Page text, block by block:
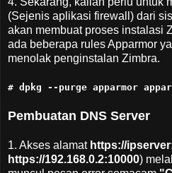
(Sejenis aplikasi firewall) dari
akan membuat proses instalasi
ada beberapa rules Apparmor
menolak penginstalan Zimbra.
# dpkg --purge apparmor
Pembuatan DNS Server
1. Akses alamat https://
https://192.168.0.2:10000)